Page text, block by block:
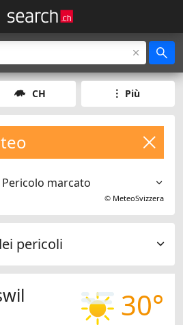
CH Più
marcato
© MeteoSvizzera
pericoli
30°